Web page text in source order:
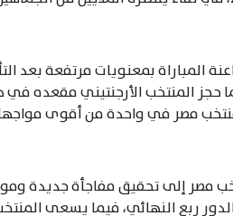
المباراة بمعنويات مرتفعة بعد
حجز المنتخب الأرجنتيني مقعده
مصر في واحدة من أقوى
مصر إلى تحقيق مفاجأة جديدة
ربع النهائي، فيما يسعى